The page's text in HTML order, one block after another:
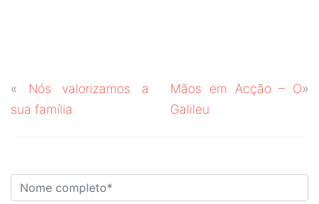
« Nós valorizamos a
sua família
Mãos em Acção – O
Galileu
»